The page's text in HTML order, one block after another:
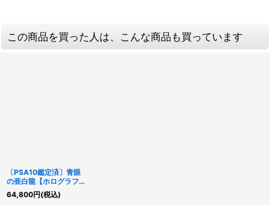
この商品を買った人は、こんな商品も買っています
〔PSA10鑑定済〕青眼
の亜白龍【ホログラフィ
ック】{RC02-JP000}
《モンスター》
64,800円(税込)